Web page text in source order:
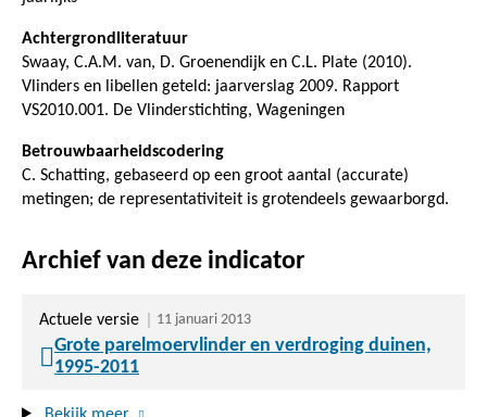
Achtergrondliteratuur
Swaay, C.A.M. van, D. Groenendijk en C.L. Plate (2010).
Vlinders en libellen geteld: jaarverslag 2009. Rapport
VS2010.001. De Vlinderstichting, Wageningen
Betrouwbaarheidscodering
C. Schatting, gebaseerd op een groot aantal (accurate)
metingen; de representativiteit is grotendeels gewaarborgd.
Archief van deze indicator
Actuele versie 11 januari 2013
Grote parelmoervlinder en verdroging duinen,
1995-2011